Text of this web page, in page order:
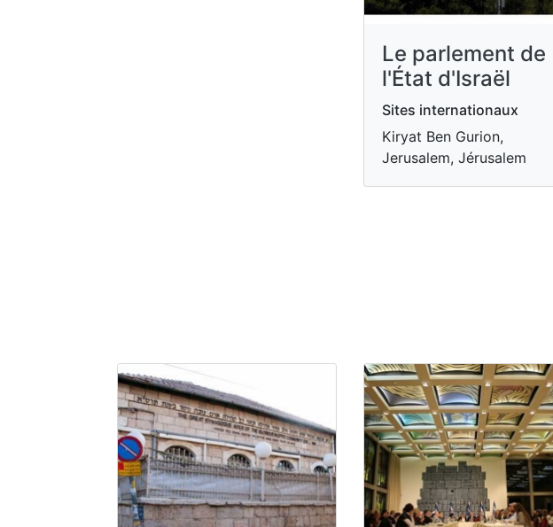
Le parlement de
l'État d'Israël
Sites internationaux
Kiryat Ben Gurion,
Jerusalem, Jérusalem